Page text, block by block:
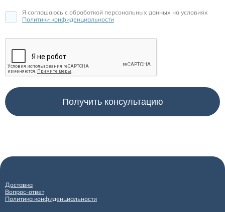
Я соглашаюсь c обработкой персональных данных на условиях
Политики конфиденциальности
Доставка
Вопрос-ответ
Политика конфиденциальности